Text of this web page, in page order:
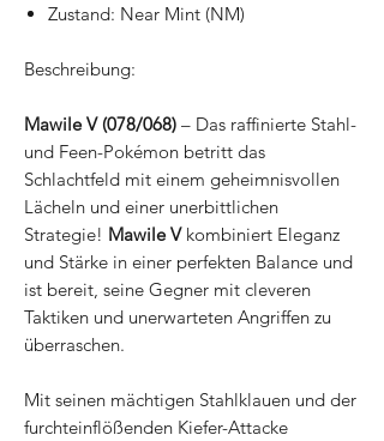
Zustand: Near Mint (NM)
Beschreibung:
Mawile V (078/068) – Das raffinierte Stahl-
und Feen-Pokémon betritt das
Schlachtfeld mit einem geheimnisvollen
Lächeln und einer unerbittlichen
Strategie! Mawile Vkombiniert Eleganz
und Stärke in einer perfekten Balance und
ist bereit, seine Gegner mit cleveren
Taktiken und unerwarteten Angriffen zu
überraschen.
Mit seinen mächtigen Stahlklauen und der
furchteinflößenden Kiefer-Attacke